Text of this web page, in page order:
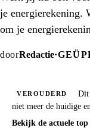
je energierekening.
om je
doorRedactie·
VEROUDERD
Dit
niet meer de huidige
Bekijk de actuele